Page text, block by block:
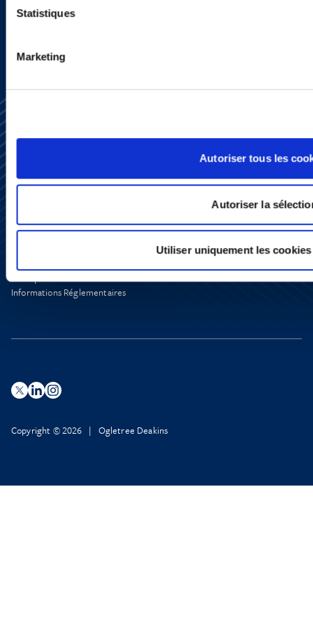
Statistiques
Marketing
Autoriser tous les
Autoriser la
Utiliser uniquement les
Presse
YouTube
Politique de Confidentialité
Informations Réglementaires
Copyright © 2026 | Ogletree Deakins